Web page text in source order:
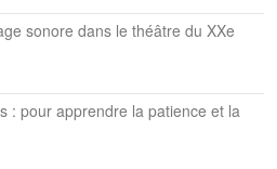
sonore dans le théâtre du XXe
: pour apprendre la patience et la